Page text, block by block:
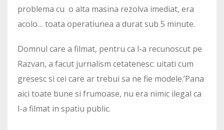
problema cu o alta masina rezolva imediat, era
acolo… toata operatiunea a durat sub 5 minute.
Domnul care a filmat, pentru ca l-a recunoscut pe
Razvan, a facut jurnalism cetatenesc: uitati cum
gresesc si cei care ar trebui sa ne fie modele.’Pana
aici toate bune si frumoase, nu era nimic ilegal ca
l-a filmat in spatiu public.